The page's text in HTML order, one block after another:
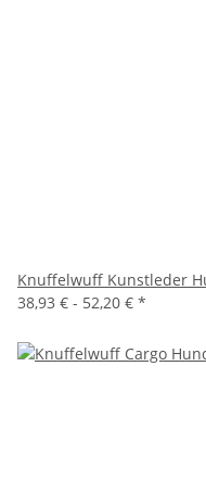
Knuffelwuff Kunstleder
38,93 € - 52,20 € *